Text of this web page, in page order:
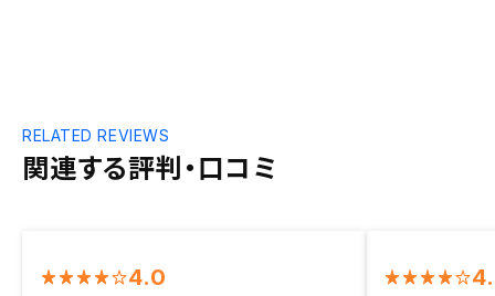
関連する評判・口コミ
RELATED REVIEWS
4.0